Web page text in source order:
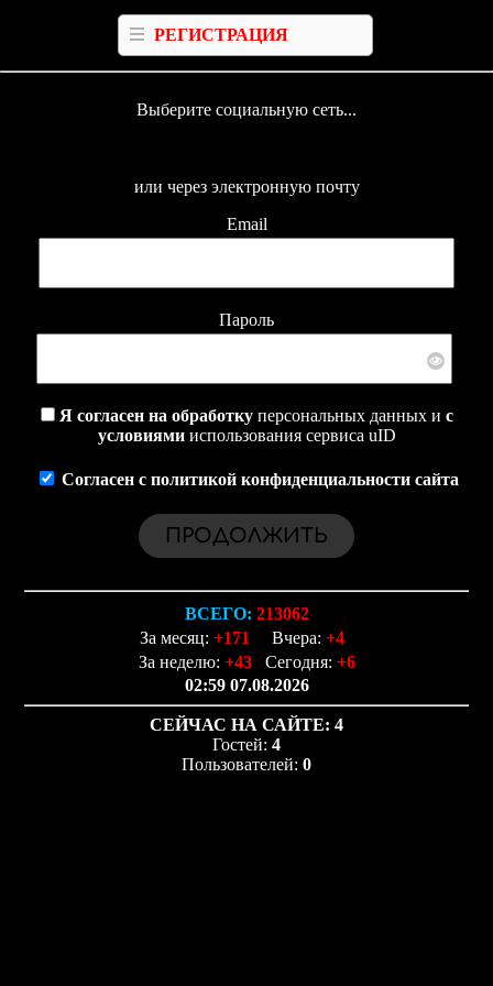
РЕГИСТРАЦИЯ
Выберите социальную сеть...
или через электронную почту
Email
Пароль
Я согласен на обработкуперсональных данных и с
условиямииспользования сервиса uID
Согласен с политикой конфиденциальности сайта
ВСЕГО: 213062
За месяц: +171 Вчера: +4
За неделю: +43 Сегодня: +6
02:59 07.08.2026
СЕЙЧАС НА САЙТЕ: 4
Гостей: 4
Пользователей: 0